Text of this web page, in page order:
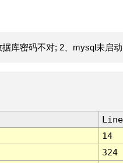
库密码不对; 2、mysql未启动
Line
14
324